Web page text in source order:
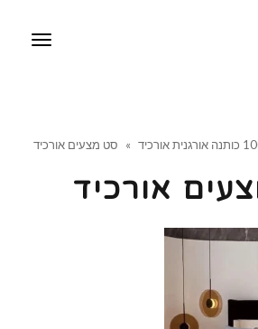
תפריט
» סט מצעים אורכיד
אורכיד